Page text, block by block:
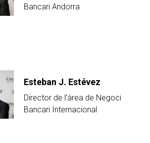
Bancari Andorra
Esteban J. Estévez
Director de l’àrea de Negoci
Bancari Internacional